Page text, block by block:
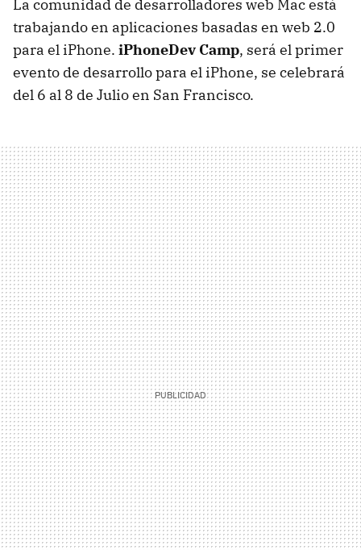
La comunidad de desarrolladores web Mac está
trabajando en aplicaciones basadas en web 2.0
para el iPhone. iPhoneDev Camp, será el primer
evento de desarrollo para el iPhone, se celebrará
del 6 al 8 de Julio en San Francisco.